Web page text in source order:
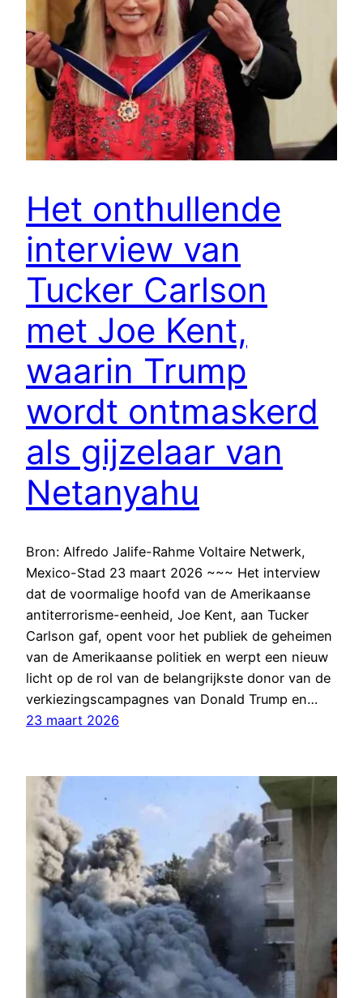
Het onthullende
interview van
Tucker Carlson
met Joe Kent,
waarin Trump
wordt ontmaskerd
als gijzelaar van
Netanyahu
Bron: Alfredo Jalife-Rahme Voltaire Netwerk,
Mexico-Stad 23 maart 2026 ~~~ Het interview
dat de voormalige hoofd van de Amerikaanse
antiterrorisme-eenheid, Joe Kent, aan Tucker
Carlson gaf, opent voor het publiek de geheimen
van de Amerikaanse politiek en werpt een nieuw
licht op de rol van de belangrijkste donor van de
verkiezingscampagnes van Donald Trump en…
23 maart 2026